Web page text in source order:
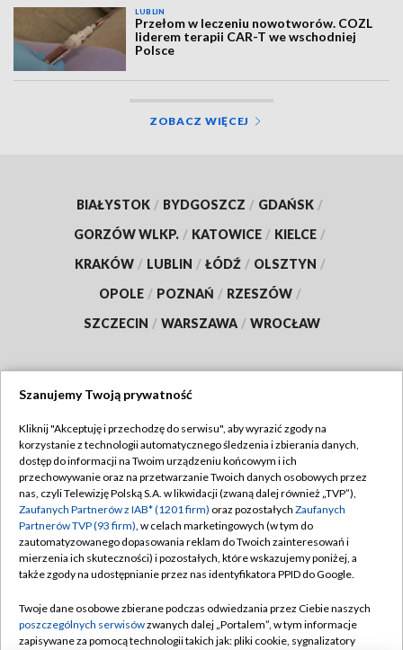
LUBLIN
Przełom w leczeniu nowotworów. COZL
liderem terapii CAR-T we wschodniej
Polsce
ZOBACZ WIĘCEJ
BIAŁYSTOK / BYDGOSZCZ / GDAŃSK /
GORZÓW WLKP. / KATOWICE / KIELCE /
KRAKÓW / LUBLIN / ŁÓDŹ / OLSZTYN /
OPOLE / POZNAŃ / RZESZÓW /
SZCZECIN / WARSZAWA / WROCŁAW
TVP
Abonament TVP
Emisja w TVP
Centrum informacji TVP
Naziemna Telewizja Cyfrowa
Rada Programowa
Regulamin TVP
Polityka prywatności
Moje zgody
Pomoc
Kontakt
Szanujemy Twoją prywatność
Kliknij "Akceptuję i przechodzę do serwisu", aby wyrazić zgody na
korzystanie z technologii automatycznego śledzenia i zbierania danych,
dostęp do informacji na Twoim urządzeniu końcowym i ich
przechowywanie oraz na przetwarzanie Twoich danych osobowych przez
nas, czyli Telewizję Polską S.A. w likwidacji (zwaną dalej również „TVP”),
Zaufanych Partnerów z IAB* (1201 firm) oraz pozostałych Zaufanych
Partnerów TVP (93 firm), w celach marketingowych (w tym do
zautomatyzowanego dopasowania reklam do Twoich zainteresowań i
mierzenia ich skuteczności) i pozostałych, które wskazujemy poniżej, a
także zgody na udostępnianie przez nas identyfikatora PPID do Google.
Twoje dane osobowe zbierane podczas odwiedzania przez Ciebie naszych
poszczególnych serwisówzwanych dalej „Portalem”, w tym informacje
zapisywane za pomocą technologii takich jak: pliki cookie, sygnalizatory